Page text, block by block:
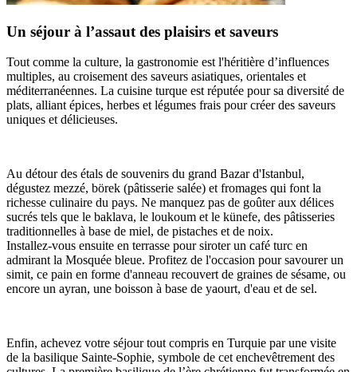
Un séjour à l’assaut des plaisirs et saveurs
Tout comme la culture, la gastronomie est l'héritière d’influences
multiples, au croisement des saveurs asiatiques, orientales et
méditerranéennes. La cuisine turque est réputée pour sa diversité de
plats, alliant épices, herbes et légumes frais pour créer des saveurs
uniques et délicieuses.
Au détour des étals de souvenirs du grand Bazar d'Istanbul,
dégustez mezzé, börek (pâtisserie salée) et fromages qui font la
richesse culinaire du pays. Ne manquez pas de goûter aux délices
sucrés tels que le baklava, le loukoum et le künefe, des pâtisseries
traditionnelles à base de miel, de pistaches et de noix.
Installez-vous ensuite en terrasse pour siroter un café turc en
admirant la Mosquée bleue. Profitez de l'occasion pour savourer un
simit, ce pain en forme d'anneau recouvert de graines de sésame, ou
encore un ayran, une boisson à base de yaourt, d'eau et de sel.
Enfin, achevez votre séjour tout compris en Turquie par une visite
de la basilique Sainte-Sophie, symbole de cet enchevêtrement des